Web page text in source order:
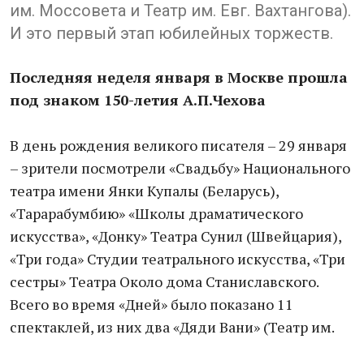
им. Моссовета и Театр им. Евг. Вахтангова).
И это первый этап юбилейных торжеств.
Последняя неделя января в Москве прошла
под знаком 150-летия А.П.Чехова
В день рождения великого писателя – 29 января
– зрители посмотрели «Свадьбу» Национального
театра имени Янки Купалы (Беларусь),
«Тарарабумбию» «Школы драматического
искусства», «Донку» Театра Сунил (Швейцария),
«Три года» Студии театрального искусства, «Три
сестры» Театра Около дома Станиславского.
Всего во время «Дней» было показано 11
спектаклей, из них два «Дяди Вани» (Театр им.